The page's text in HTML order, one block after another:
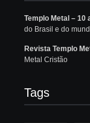
Templo Metal – 10
do Brasil e do
Revista Templo
Metal Cristão
Tags